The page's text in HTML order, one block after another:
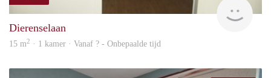
Dierenselaan
15 m2 · 1 kamer · Vanaf ? - Onbepaalde tijd